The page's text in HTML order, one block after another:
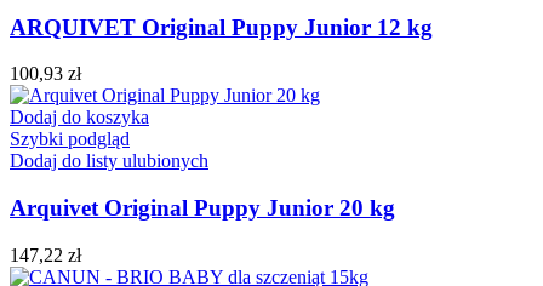
ARQUIVET Original Puppy Junior 12 kg
100,93 zł
Dodaj do koszyka
Szybki podgląd
Dodaj do listy ulubionych
Arquivet Original Puppy Junior 20 kg
147,22 zł